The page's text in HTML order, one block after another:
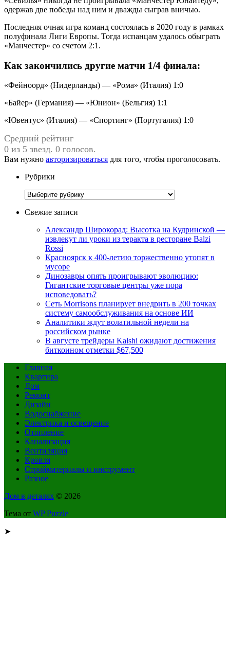
одержав две победы над ним и дважды сыграв вничью.
Последняя очная игра команд состоялась в 2020 году в рамках
полуфинала Лиги Европы. Тогда испанцам удалось обыграть
«Манчестер» со счетом 2:1.
Как закончились другие матчи 1/4 финала:
«Фейноорд» (Нидерланды) — «Рома» (Италия) 1:0
«Байер» (Германия) — «Юнион» (Бельгия) 1:1
«Ювентус» (Италия) — «Спортинг» (Португалия) 1:0
Средний рейтинг
0 из 5 звезд. 0 голосов.
Вам нужно авторизироваться для того, чтобы проголосовать.
Рубрики
Рубрики
Свежие записи
Александр Широкорад: Высотка на Кудринской —
извлекут ли уроки из теракта в ресторане Balzi
Rossi
Красноярск к 400-летию торжественно утопят в
мусоре
Динозавры опять проигрывают эволюцию:
Гигантские торговые центры уже пора
исповедовать?
Сеть Morrisons планирует внедрить в 200 точках
систему самообслуживания на основе ИИ
Аналитики ждут волатильной недели на
российском рынке
В августе трейдеры Kalshi ожидают достижения
биткоином отметки $67,500
Главная
Квартира
Дом
Ремонт
Дизайн
Водоснабжение
Электрика и освещение
Отопление
Канализация
Вентиляция
Кровля
Стройматериалы и инструмент
Разное
Дом в деталях © 2026
Тема от WP Puzzle
➤